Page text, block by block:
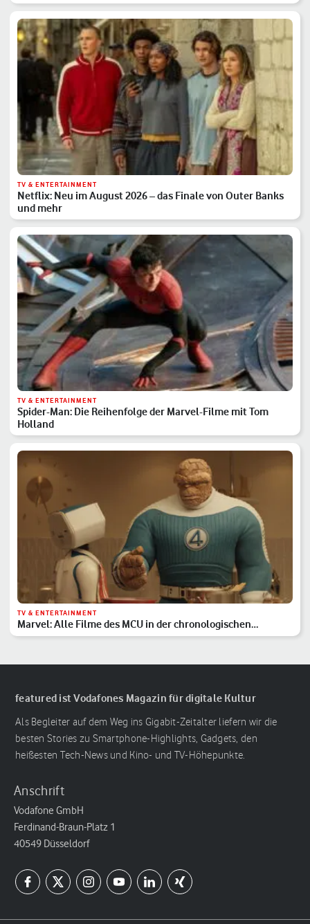
TV & ENTERTAINMENT
Netflix: Neu im August 2026 – das Finale von Outer Banks
und mehr
TV & ENTERTAINMENT
Spider-Man: Die Reihenfolge der Marvel-Filme mit Tom
Holland
TV & ENTERTAINMENT
Marvel: Alle Filme des MCU in der chronologischen
Reihenfolge
featured ist Vodafones Magazin für digitale Kultur
Als Begleiter auf dem Weg ins Gigabit-Zeitalter liefern wir die
besten Stories zu Smartphone-Highlights, Gadgets, den
heißesten Tech-News und Kino- und TV-Höhepunkte.
Anschrift
Vodafone GmbH
Ferdinand-Braun-Platz 1
40549 Düsseldorf